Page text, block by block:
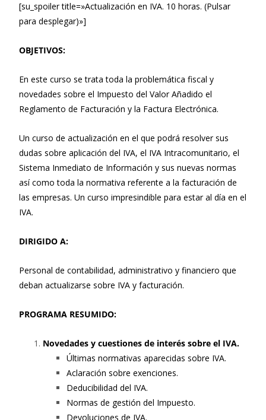
[su_spoiler title=»Actualización en IVA. 10 horas. (Pulsar
para desplegar)»]
OBJETIVOS:
En este curso se trata toda la problemática fiscal y
novedades sobre el Impuesto del Valor Añadido el
Reglamento de Facturación y la Factura Electrónica.
Un curso de actualización en el que podrá resolver sus
dudas sobre aplicación del IVA, el IVA Intracomunitario, el
Sistema Inmediato de Información y sus nuevas normas
así como toda la normativa referente a la facturación de
las empresas. Un curso impresindible para estar al día en el
IVA.
DIRIGIDO A:
Personal de contabilidad, administrativo y financiero que
deban actualizarse sobre IVA y facturación.
PROGRAMA RESUMIDO:
Novedades y cuestiones de interés sobre el IVA.
Últimas normativas aparecidas sobre IVA.
Aclaración sobre exenciones.
Deducibilidad del IVA.
Normas de gestión del Impuesto.
Devoluciones de IVA.